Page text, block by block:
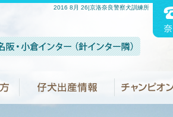
2016 8月 26|京洛奈良警察犬訓練所